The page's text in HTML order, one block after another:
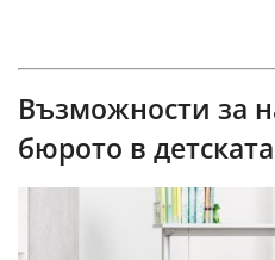
Възможности за
бюрото в